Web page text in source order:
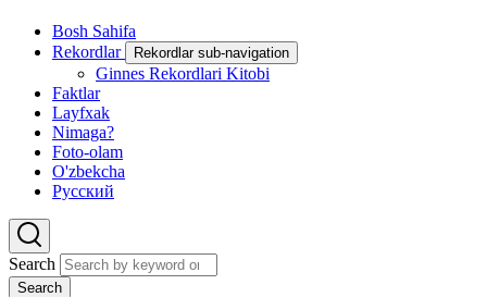
Bosh Sahifa
Rekordlar
Rekordlar sub-navigation
Ginnes Rekordlari Kitobi
Faktlar
Layfxak
Nimaga?
Foto-olam
O'zbekcha
Русский
Search
Search